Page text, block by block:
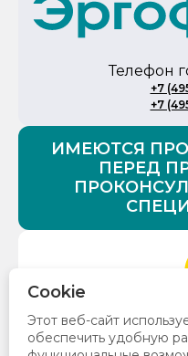
Телефон
+7
+7
ИМЕЮТСЯ
ПЕРЕД
Медика Холдинг»
129272, Москва, ул.
Cookie
Этот веб-сайт
обеспечить удобную